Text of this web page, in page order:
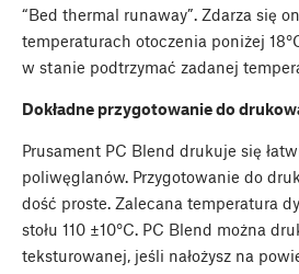
“Bed thermal runaway”. Zdarza się
temperaturach otoczenia poniżej
w stanie podtrzymać zadanej
Dokładne przygotowanie do
Prusament PC Blend drukuje się
poliwęglanów. Przygotowanie do
dość proste. Zalecana temperatura
stołu 110 ±10°C. PC Blend można
teksturowanej, jeśli nałożysz na